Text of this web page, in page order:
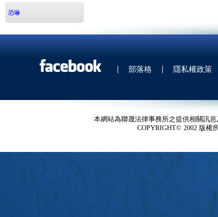
恐嚇
| 部落格 | 隱私權政策
本網站為聯晟法律事務所之提供相關訊
COPYRIGHT© 2002 版權